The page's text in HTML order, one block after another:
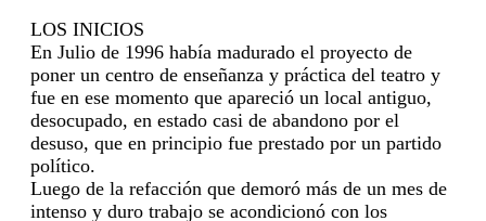
LOS INICIOS
En Julio de 1996 había madurado el proyecto de
poner un centro de enseñanza y práctica del teatro y
fue en ese momento que apareció un local antiguo,
desocupado, en estado casi de abandono por el
desuso, que en principio fue prestado por un partido
político.
Luego de la refacción que demoró más de un mes de
intenso y duro trabajo se acondicionó con los